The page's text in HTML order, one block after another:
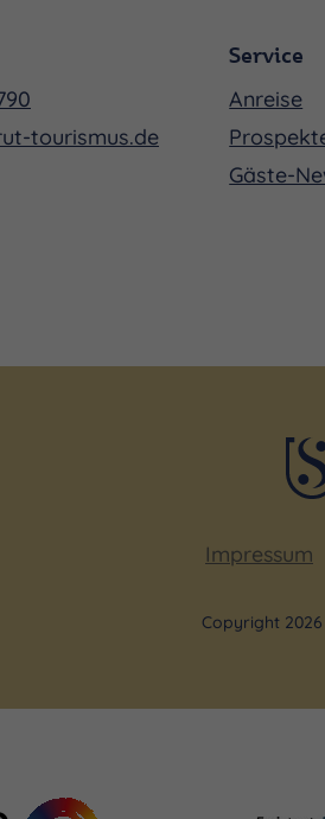
tourismus.de
Service
Anreise
Gäste-
Impressum
Copyright